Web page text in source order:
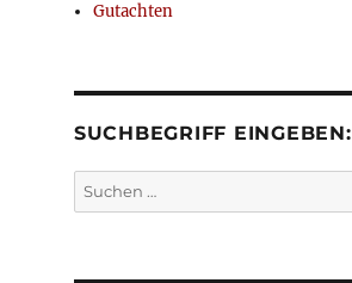
Gutachten
SUCHBEGRIFF EINGEBEN:
Suchen
nach: